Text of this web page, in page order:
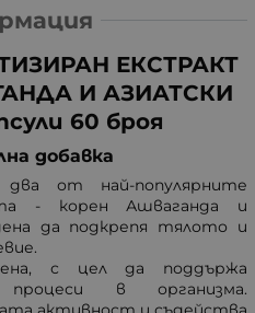
ЕКСТРАКТ
И АЗИАТСКИ
60 броя
добавка
от най-популярните
- корен Ашваганда и
да подкрепя тялото и
с цел да поддържа
в организма.